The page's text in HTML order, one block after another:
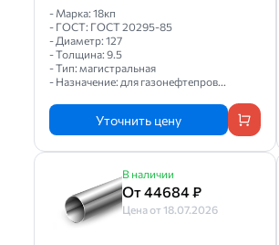
- Марка: 18кп
- ГОСТ: ГОСТ 20295-85
- Диаметр: 127
- Толщина: 9.5
- Тип: магистральная
- Назначение: для газонефтепров...
Уточнить цену
В наличии
От 44684 ₽
Цена от 18.07.2026